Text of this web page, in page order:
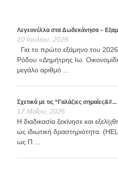
Λεγεονέλλα στα Δωδεκάνησα –
10 Ιουλίου, 2026
Για το πρώτο εξάμηνο του
Ρόδου «Δημήτρης Ιω.
μεγάλο αριθμό ...
Σχετικά με τις “Γαλάζιες σημαίες&#...
17 Μαΐου, 2026
Η διαδικασία ξεκίνησε και
ως ιδιωτική δραστηριότητα.
ως Π ...